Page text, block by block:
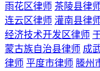
雨花区律师 茶陵县律
连云区律师 灌南县律
经济技术开发区律师
蒙古族自治县律师 成
律师 平度市律师 滕州